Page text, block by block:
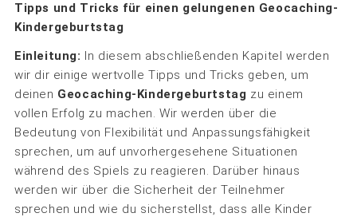
Tipps und Tricks für einen gelungenen Geocaching-
Kindergeburtstag
Einleitung: In diesem abschließenden Kapitel werden
wir dir einige wertvolle Tipps und Tricks geben, um
deinen Geocaching-Kindergeburtstag zu einem
vollen Erfolg zu machen. Wir werden über die
Bedeutung von Flexibilität und Anpassungsfähigkeit
sprechen, um auf unvorhergesehene Situationen
während des Spiels zu reagieren. Darüber hinaus
werden wir über die Sicherheit der Teilnehmer
sprechen und wie du sicherstellst, dass alle Kinder